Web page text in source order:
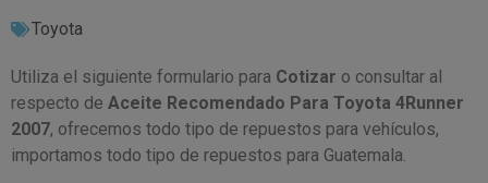
Toyota
Utiliza el siguiente formulario para Cotizar o consultar al
respecto de Aceite Recomendado Para Toyota 4Runner
2007, ofrecemos todo tipo de repuestos para vehículos,
importamos todo tipo de repuestos para Guatemala.